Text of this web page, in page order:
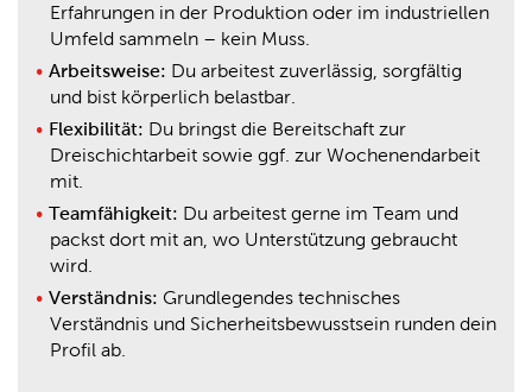
Erfahrungen in der Produktion oder im industriellen
Umfeld sammeln – kein Muss.
Arbeitsweise: Du arbeitest zuverlässig, sorgfältig
und bist körperlich belastbar.
Flexibilität: Du bringst die Bereitschaft zur
Dreischichtarbeit sowie ggf. zur Wochenendarbeit
mit.
Teamfähigkeit: Du arbeitest gerne im Team und
packst dort mit an, wo Unterstützung gebraucht
wird.
Verständnis: Grundlegendes technisches
Verständnis und Sicherheitsbewusstsein runden dein
Profil ab.